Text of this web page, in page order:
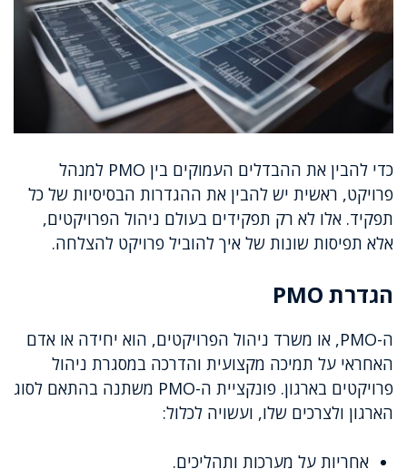
כדי להבין את ההבדלים העמוקים בין PMO למנהל
פרויקט, ראשית יש להבין את ההגדרות הבסיסיות של כל
תפקיד. אלו לא רק תפקידים בעולם ניהול הפרויקטים,
אלא תפיסות שונות של איך להוביל פרויקט להצלחה.
הגדרת PMO
ה-PMO, או משרד ניהול הפרויקטים, הוא יחידה או אדם
האחראי על תמיכה מקצועית והדרכה במסגרת ניהול
פרויקטים בארגון. פונקציית ה-PMO משתנה בהתאם לסוג
הארגון ולצרכים שלו, ועשויה לכלול:
אחריות על מערכות ותהליכים.